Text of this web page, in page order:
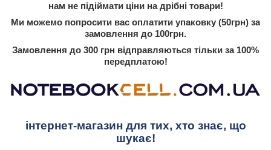
нам не підіймати ціни на дрібні товари!
Ми можемо попросити вас оплатити упаковку (50грн) за
замовлення до 100грн.
Замовлення до 300 грн відправляються тільки за 100%
передплатою!
інтернет-магазин для тих, хто знає, що
шукає!